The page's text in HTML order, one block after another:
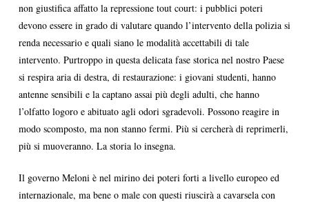
non giustifica affatto la repressione tout court: i pubblici poteri
devono essere in grado di valutare quando l’intervento della polizia si
renda necessario e quali siano le modalità accettabili di tale
intervento. Purtroppo in questa delicata fase storica nel nostro Paese
si respira aria di destra, di restaurazione: i giovani studenti, hanno
antenne sensibili e la captano assai più degli adulti, che hanno
l’olfatto logoro e abituato agli odori sgradevoli. Possono reagire in
modo scomposto, ma non stanno fermi. Più si cercherà di reprimerli,
più si muoveranno. La storia lo insegna.
Il governo Meloni è nel mirino dei poteri forti a livello europeo ed
internazionale, ma bene o male con questi riuscirà a cavarsela con